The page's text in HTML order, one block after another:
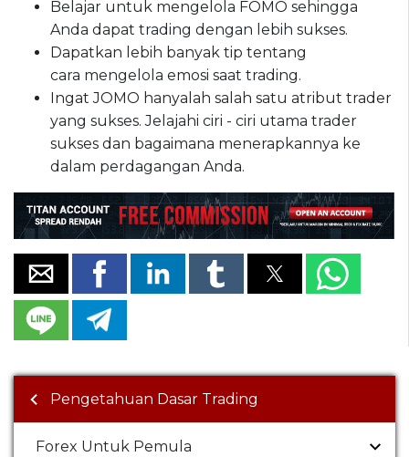
Belajar untuk mengelola FOMO sehingga
Anda dapat trading dengan lebih sukses.
Dapatkan lebih banyak tip tentang
cara mengelola emosi saat trading.
Ingat JOMO hanyalah salah satu atribut trader
yang sukses. Jelajahi ciri - ciri utama trader
sukses dan bagaimana menerapkannya ke
dalam perdagangan Anda.
Pengetahuan Dasar Trading
Forex Untuk Pemula